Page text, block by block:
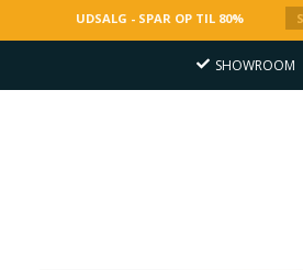
UDSALG - SPAR OP TIL 80%
SHOWROOM